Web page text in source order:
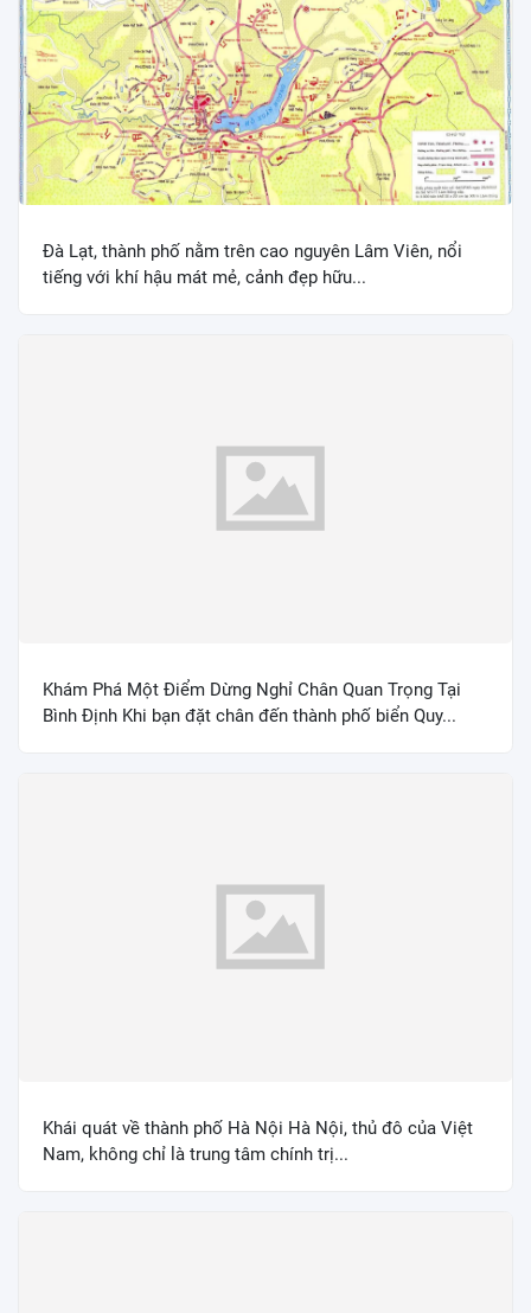
Đà Lạt, thành phố nằm trên cao nguyên Lâm Viên, nổi
tiếng với khí hậu mát mẻ, cảnh đẹp hữu...
Khám Phá Một Điểm Dừng Nghỉ Chân Quan Trọng Tại
Bình Định Khi bạn đặt chân đến thành phố biển Quy...
Khái quát về thành phố Hà Nội Hà Nội, thủ đô của Việt
Nam, không chỉ là trung tâm chính trị...